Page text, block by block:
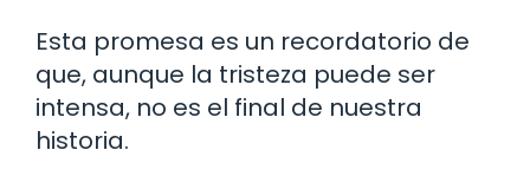
Esta promesa es un recordatorio de
que, aunque la tristeza puede ser
intensa, no es el final de nuestra
historia.